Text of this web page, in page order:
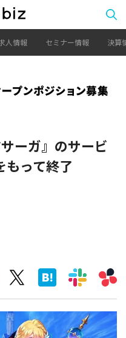
人情報 セミナー情報 決算
ーガ』のサービ
もって終了